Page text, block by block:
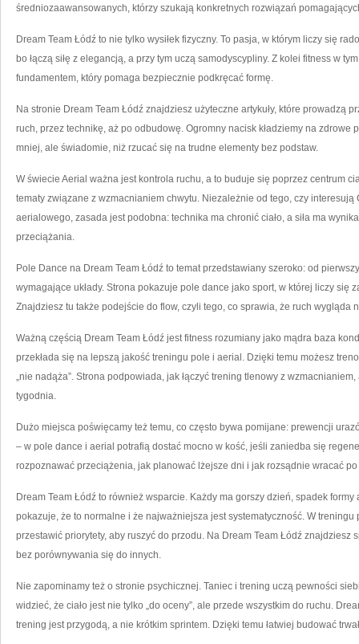
średniozaawansowanych, którzy szukają konkretnych rozwiązań
Dream Team Łódź to nie tylko wysiłek fizyczny. To pasja, w którym liczy się
bo łączą siłę z elegancją, a przy tym uczą samodyscypliny. Z kolei fitness w
fundamentem, który pomaga bezpiecznie podkręcać formę.
Na stronie Dream Team Łódź znajdziesz użyteczne artykuły, które prowadzą
ruch, przez technikę, aż po odbudowę. Ogromny nacisk kładziemy na
mniej, ale świadomie, niż rzucać się na trudne elementy bez podstaw.
W świecie Aerial ważna jest kontrola ruchu, a to buduje się poprzez centrum
tematy związane z wzmacnianiem chwytu. Niezależnie od tego, czy interesują
aerialowego, zasada jest podobna: technika ma chronić ciało, a siła ma
przeciążania.
Pole Dance na Dream Team Łódź to temat przedstawiany szeroko: od
wymagające układy. Strona pokazuje pole dance jako sport, w której liczy się
Znajdziesz tu także podejście do flow, czyli tego, co sprawia, że ruch wygląda
Ważną częścią Dream Team Łódź jest fitness rozumiany jako mądra baza
przekłada się na lepszą jakość treningu pole i aerial. Dzięki temu możesz
„nie nadąża”. Strona podpowiada, jak łączyć trening tlenowy z
tygodnia.
Dużo miejsca poświęcamy też temu, co często bywa pomijane: prewencji
– w pole dance i aerial potrafią dostać mocno w kość, jeśli zaniedba się
rozpoznawać przeciążenia, jak planować lżejsze dni i jak rozsądnie wracać
Dream Team Łódź to również wsparcie. Każdy ma gorszy dzień, spadek formy
pokazuje, że to normalne i że najważniejsza jest systematyczność. W
przestawić priorytety, aby ruszyć do przodu. Na Dream Team Łódź
bez porównywania się do innych.
Nie zapominamy też o stronie psychicznej. Taniec i trening uczą pewności
widzieć, że ciało jest nie tylko „do oceny”, ale przede wszystkim do ruchu.
trening jest przygodą, a nie krótkim sprintem. Dzięki temu łatwiej budować